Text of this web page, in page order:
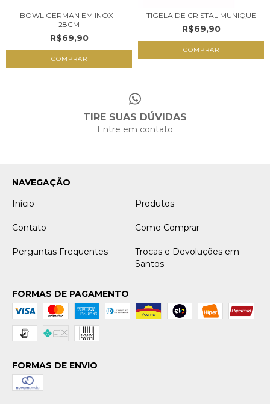
BOWL GERMAN EM INOX -
28CM
R$69,90
TIGELA DE CRISTAL MUNIQUE
R$69,90
COMPRAR
TIRE SUAS DÚVIDAS
Entre em contato
NAVEGAÇÃO
Início
Produtos
Contato Como Comprar
Perguntas Frequentes
Trocas e Devoluções em
Santos
FORMAS DE PAGAMENTO
FORMAS DE ENVIO